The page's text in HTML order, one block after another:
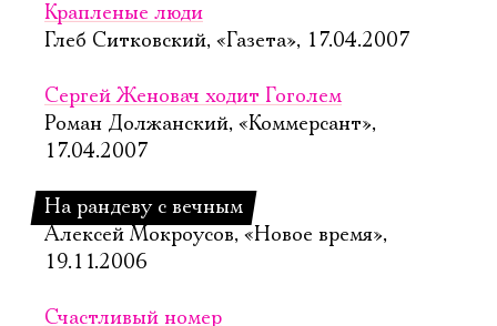
Крапленые люди
Глеб Ситковский, «Газета», 17.04.2007
Сергей Женовач ходит Гоголем
Роман Должанский, «Коммерсант»,
17.04.2007
На рандеву с вечным
Алексей Мокроусов, «Новое время»,
19.11.2006
Счастливый номер